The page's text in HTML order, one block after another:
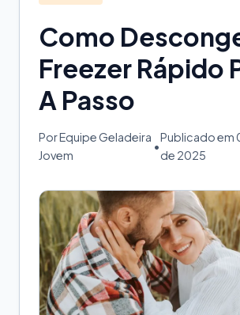
Como
Freezer Rápido
A Passo
Por Equipe Geladeira
Jovem
•
Publicado em
de 2025